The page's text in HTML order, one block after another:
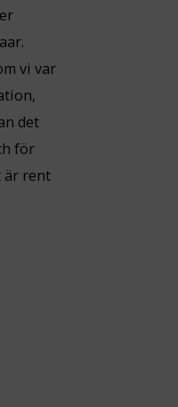
vi var
det
för
är rent